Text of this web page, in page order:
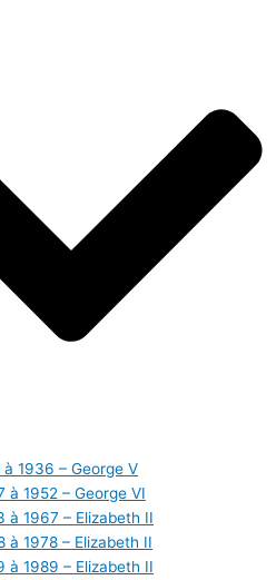
à 1936 – George V
à 1952 – George VI
à 1967 – Elizabeth II
à 1978 – Elizabeth II
à 1989 – Elizabeth II